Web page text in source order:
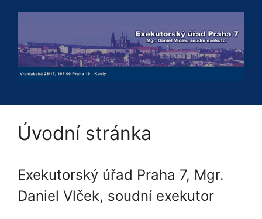
Úvodní stránka
Exekutorský úřad Praha 7, Mgr.
Daniel Vlček, soudní exekutor